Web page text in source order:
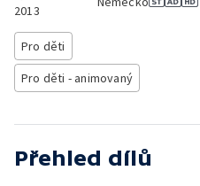
2013
Pro děti
Pro děti - animovaný
Přehled dílů